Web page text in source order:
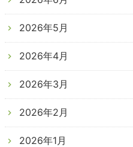
2026年5月
2026年4月
2026年3月
2026年2月
2026年1月